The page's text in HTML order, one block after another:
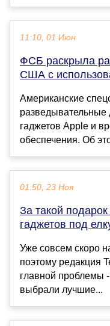
11:10, 01 Июн
ФСБ раскрыла
США с
Американские
разведывательные
гаджетов Apple и
обеспечения. Об
01:50, 23 Ноя
За такой
гаджетов под
Уже совсем скоро
поэтому редакция
главной проблемы
выбрали лучшие...